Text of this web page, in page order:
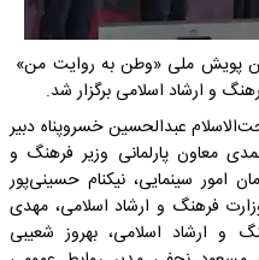
پویش ملی «وطن به روایت من»
و ارشاد اسلامی برگزار شد.
عبدالحسین خسروپناه دبیر
معاون پارلمانی وزیر فرهنگ و
امور سینمایی، نیکنام حسینی‌پور
فرهنگ و ارشاد اسلامی، مهدی
و ارشاد اسلامی، بهروز شعیبی